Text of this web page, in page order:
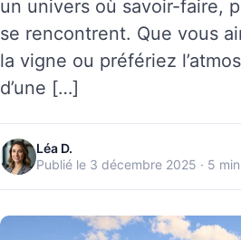
un univers où savoir-faire,
se rencontrent. Que vous
la vigne ou préfériez
d’une […]
Léa D.
Publié le 3 décembre 2025 · 5